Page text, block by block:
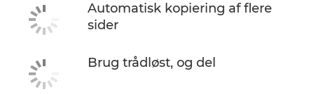
Automatisk kopiering af flere
sider
Brug trådløst, og del